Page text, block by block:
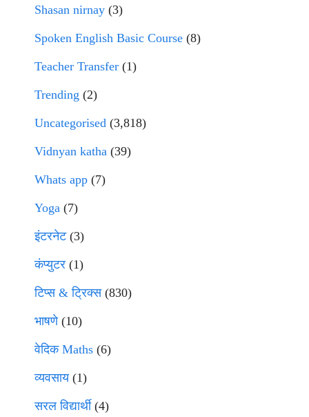
Shasan nirnay (3)
Spoken English Basic Course (8)
Teacher Transfer (1)
Trending (2)
Uncategorised (3,818)
Vidnyan katha (39)
Whats app (7)
Yoga (7)
इंटरनेट(3)
कंप्युटर (1)
टिप्स & ट्रिक्स(830)
भाषणे(10)
वेदिक Maths (6)
व्यवसाय(1)
सरल विद्यार्थी(4)